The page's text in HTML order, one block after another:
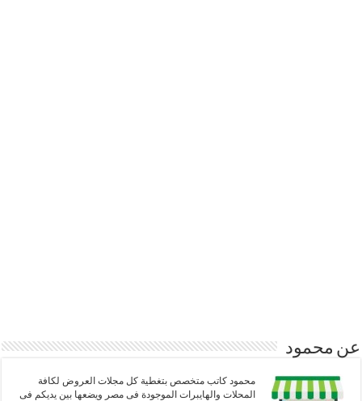
عن محمود
محمود كاتب متخصص بتغطية كل مجلات العروض لكافة
المحلات والهايبرات الموجودة فى مصر ويضعها بين يديكم فى